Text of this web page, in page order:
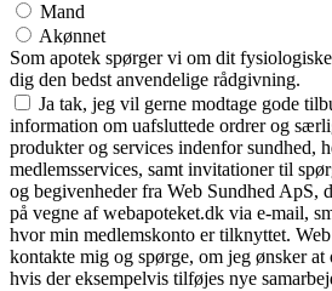
Mand
Akønnet
Som apotek spørger vi om dit
dig den bedst anvendelige rådgivning.
Ja tak, jeg vil gerne modtage gode
information om uafsluttede ordrer og
produkter og services indenfor sundhed,
medlemsservices, samt invitationer til
og begivenheder fra Web Sundhed ApS,
på vegne af webapoteket.dk via e-mail,
hvor min medlemskonto er tilknyttet.
kontakte mig og spørge, om jeg ønsker at
hvis der eksempelvis tilføjes nye